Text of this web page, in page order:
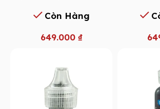
Còn Hàng
649.000 ₫